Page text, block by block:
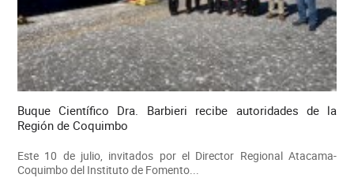
Buque Científico Dra. Barbieri recibe autoridades de la
Región de Coquimbo
Este 10 de julio, invitados por el Director Regional Atacama-
Coquimbo del Instituto de Fomento...